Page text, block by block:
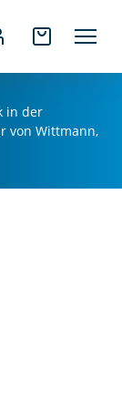
in der
von Wittmann,